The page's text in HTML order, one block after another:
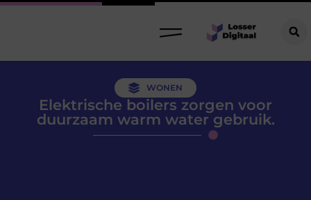
WONEN
Elektrische boilers zorgen voor
duurzaam warm water gebruik.